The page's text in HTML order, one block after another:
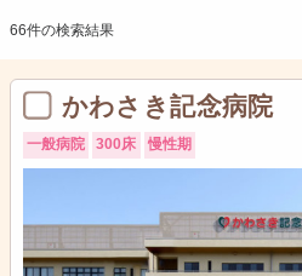
66件の検索結果
かわさき記念病院
一般病院 300床 慢性期